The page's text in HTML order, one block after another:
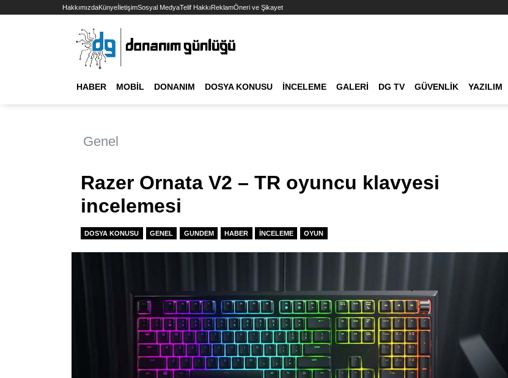
HakkımızdaKünyeİletişimSosyal MedyaTelif HakkıReklamÖneri ve Şikayet
HABER MOBIL DONANIM DOSYA KONUSU İNCELEME GALERI DG TV GÜVENLIK YAZILIM
Genel
Razer Ornata V2 – TR oyuncu klavyesi
incelemesi
DOSYA KONUSU GENEL GUNDEM HABER İNCELEME OYUN